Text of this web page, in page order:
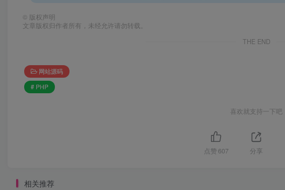
© 版权声明
文章版权归作者所有，未经允许请勿转载。
THE END
网站源码
# PHP
喜欢就支持一下吧
点赞 607 分享
相关推荐